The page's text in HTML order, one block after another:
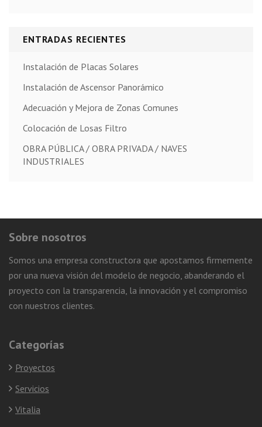
ENTRADAS RECIENTES
Instalación de Placas Solares
Instalación de Ascensor Panorámico
Adecuación y Mejora de Zonas Comunes
Colocación de Losas Filtro
OBRA PÚBLICA / OBRA PRIVADA / NAVES
INDUSTRIALES
Sobre nosotros
Somos una empresa constructora que apostamos firmemente
por una nueva visión del modelo de negocio, abanderando el
proyecto con la transparencia, la innovación y el compromiso
con nuestros clientes.
Categorías
Proyectos
Servicios
Vitalia